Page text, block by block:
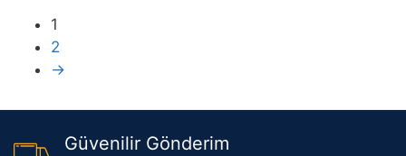
1
2
→
Güvenilir Gönderim